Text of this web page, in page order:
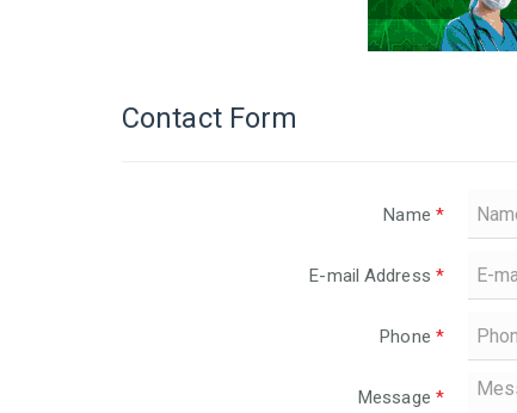
Contact Form
Name *
E-mail Address *
Phone *
Message *